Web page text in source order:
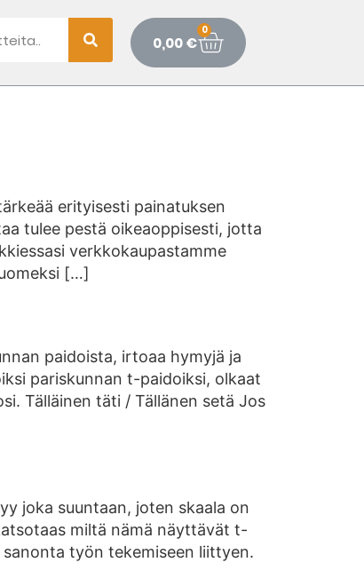
0,00€
0
erityisesti painatuksen
tulee pestä oikeaoppisesti, jotta
verkkokaupastamme
[…]
paidoista, irtoaa hymyjä ja
pariskunnan t-paidoiksi, olkaat
Tälläinen täti / Tällänen setä Jos
joka suuntaan, joten skaala on
miltä nämä näyttävät t-
sanonta työn tekemiseen liittyen.